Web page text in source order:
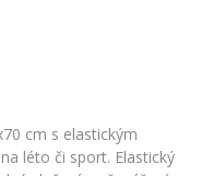
cm s elastickým
léto či sport. Elastický